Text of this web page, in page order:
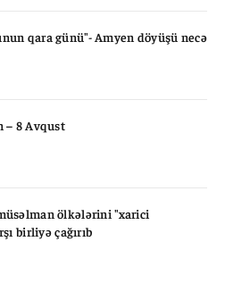
qara günü"- Amyen döyüşü necə
– 8 Avqust
ölkələrini "xarici
birliyə çağırıb